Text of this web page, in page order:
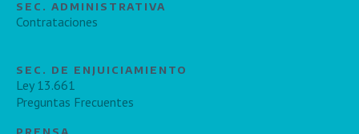
SEC. ADMINISTRATIVA
Contrataciones
SEC. DE ENJUICIAMIENTO
Ley 13.661
Preguntas Frecuentes